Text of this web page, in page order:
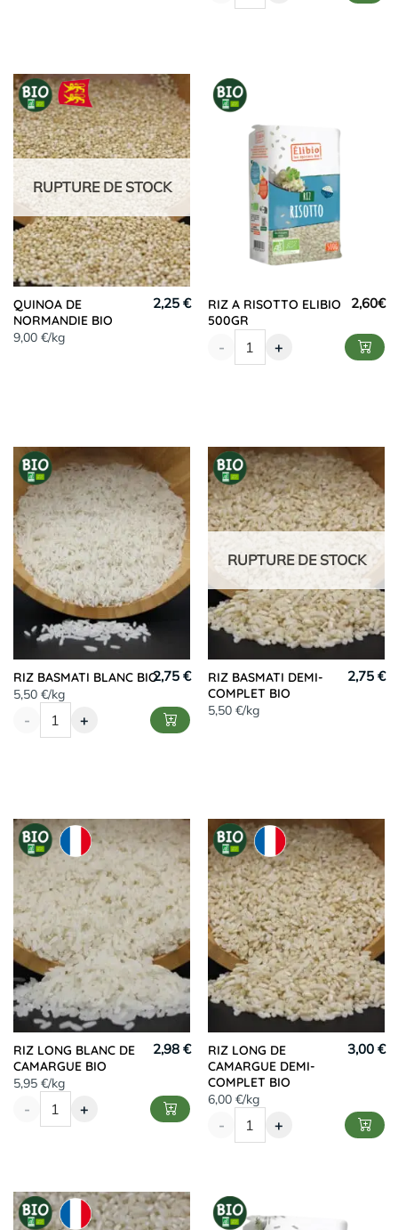
RUPTURE DE STOCK
QUINOA DE
NORMANDIE BIO
9,00 €/kg
2,25 €
RIZ A RISOTTO ELIBIO
500GR
2,60€
- +
RIZ BASMATI BLANC BIO
5,50 €/kg
2,75 €
- +
RUPTURE DE STOCK
RIZ BASMATI DEMI-
COMPLET BIO
5,50 €/kg
2,75 €
RIZ LONG BLANC DE
CAMARGUE BIO
5,95 €/kg
2,98 €
- +
RIZ LONG DE
CAMARGUE DEMI-
COMPLET BIO
6,00 €/kg
3,00 €
- +